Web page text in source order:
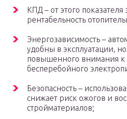
КПД – от этого показателя
рентабельность
Энергозависимость –
удобны в эксплуатации,
повышенного внимания к
бесперебойного
Безопасность –
снижает риск ожогов и
стройматериалов;